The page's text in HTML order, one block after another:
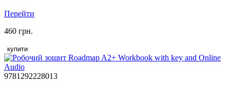
Перейти
460 грн.
купити
9781292228013